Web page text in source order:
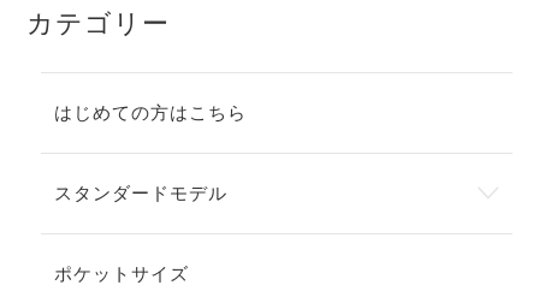
カテゴリー
はじめての方はこちら
スタンダードモデル
ポケットサイズ